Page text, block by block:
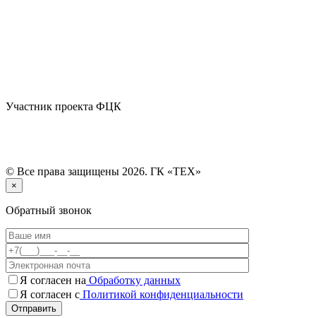
Участник проекта ФЦК
© Все права защищены 2026. ГК «ТЕХ»
×
Обратный звонок
Я согласен на Обработку данных
Я согласен с Политикой конфиденциальности